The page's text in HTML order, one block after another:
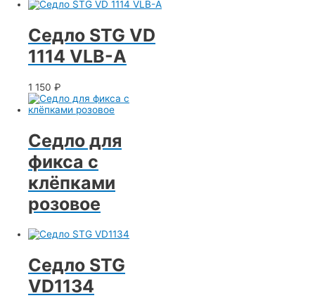
Седло STG VD
1114 VLB-A
1 150 ₽
Седло для
фикса с
клёпками
розовое
Седло STG
VD1134